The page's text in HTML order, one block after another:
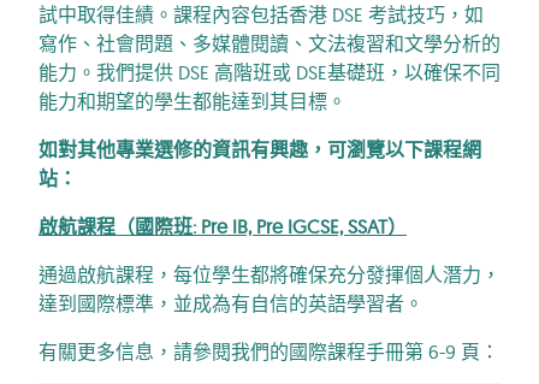
試中取得佳績。課程內容包括香港 DSE 考試技巧，如
寫作、社會問題、多媒體閱讀、文法複習和文學分析的
能力。我們提供 DSE 高階班或 DSE基礎班，以確保不同
能力和期望的學生都能達到其目標。
如對其他專業選修的資訊有興趣，可瀏覽以下課程網
站：
啟航課程（國際班: Pre IB, Pre IGCSE, SSAT）
通過啟航課程，每位學生都將確保充分發揮個人潛力，
達到國際標準，並成為有自信的英語學習者。
有關更多信息，請參閱我們的國際課程手冊第 6-9 頁：